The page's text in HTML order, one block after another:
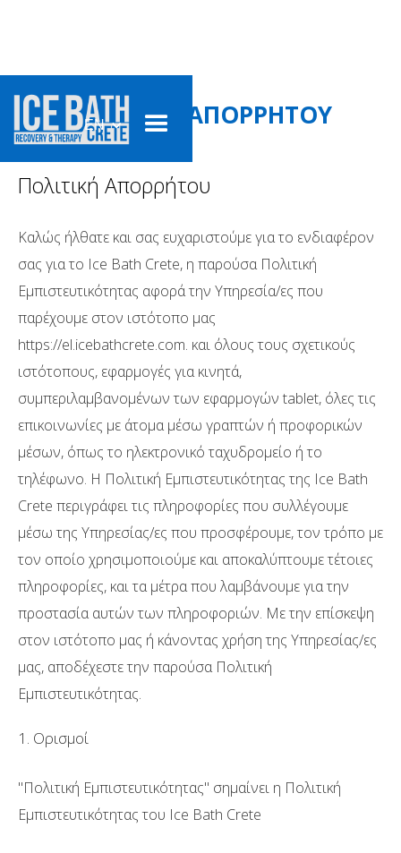
ΕΝ
ΠΟΛΙΤΙΚΗ ΑΠΟΡΡΗΤΟΥ
Πολιτική Απορρήτου
Καλώς ήλθατε και σας ευχαριστούμε για το ενδιαφέρον
σας για τo Ice Bath Crete, η παρούσα Πολιτική
Εμπιστευτικότητας αφορά την Yπηρεσία/ες που
παρέχουμε στον ιστότοπο μας
https://el.icebathcrete.com. και όλους τους σχετικούς
ιστότοπους, εφαρμογές για κινητά,
συμπεριλαμβανομένων των εφαρμογών tablet, όλες τις
επικοινωνίες με άτομα μέσω γραπτών ή προφορικών
μέσων, όπως το ηλεκτρονικό ταχυδρομείο ή το
τηλέφωνο. Η Πολιτική Εμπιστευτικότητας της Ice Bath
Crete περιγράφει τις πληροφορίες που συλλέγουμε
μέσω της Υπηρεσίας/ες που προσφέρουμε, τον τρόπο με
τον οποίο χρησιμοποιούμε και αποκαλύπτουμε τέτοιες
πληροφορίες, και τα μέτρα που λαμβάνουμε για την
προστασία αυτών των πληροφοριών. Με την επίσκεψη
στον ιστότοπο μας ή κάνοντας χρήση της Υπηρεσίας/ες
μας, αποδέχεστε την παρούσα Πολιτική
Εμπιστευτικότητας.
1. Ορισμοί
''Πολιτική Εμπιστευτικότητας'' σημαίνει η Πολιτική
Εμπιστευτικότητας του Ice Bath Crete